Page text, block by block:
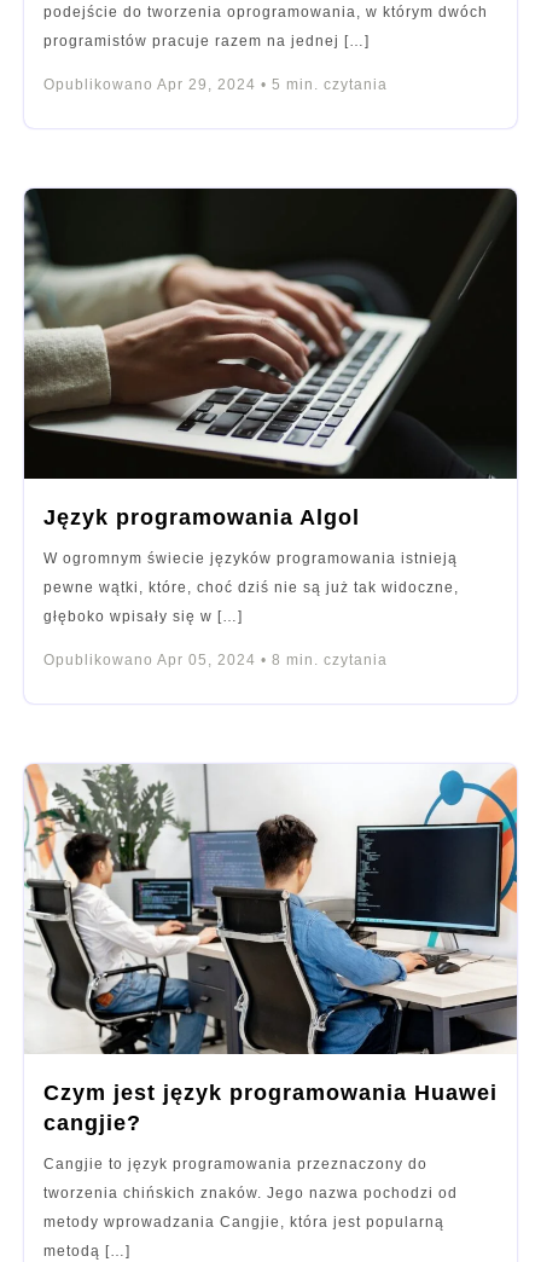
podejście do tworzenia oprogramowania, w którym dwóch
programistów pracuje razem na jednej […]
Opublikowano Apr 29, 2024 • 5 min. czytania
Język programowania Algol
W ogromnym świecie języków programowania istnieją
pewne wątki, które, choć dziś nie są już tak widoczne,
głęboko wpisały się w […]
Opublikowano Apr 05, 2024 • 8 min. czytania
Czym jest język programowania Huawei
cangjie?
Cangjie to język programowania przeznaczony do
tworzenia chińskich znaków. Jego nazwa pochodzi od
metody wprowadzania Cangjie, która jest popularną
metodą […]